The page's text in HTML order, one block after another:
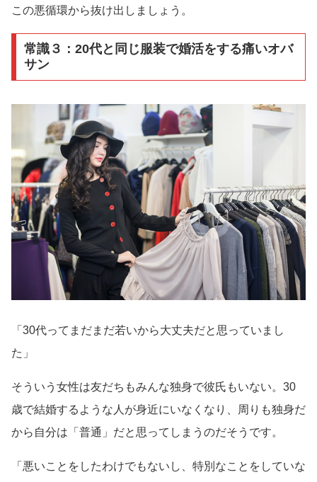
この悪循環から抜け出しましょう。
常識３：20代と同じ服装で婚活をする痛いオバ
サン
「30代ってまだまだ若いから大丈夫だと思っていまし
た」
そういう女性は友だちもみんな独身で彼氏もいない。30
歳で結婚するような人が身近にいなくなり、周りも独身だ
から自分は「普通」だと思ってしまうのだそうです。
「悪いことをしたわけでもないし、特別なことをしていな